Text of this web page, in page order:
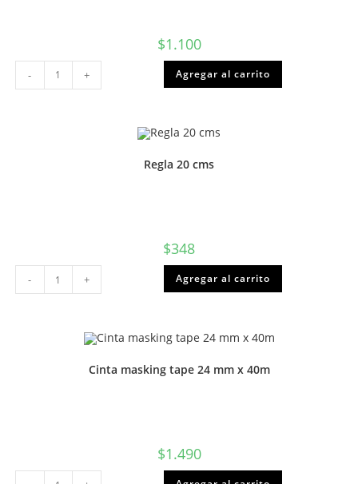
$1.100
Corrector
lapiz
7ml
- + Agregar al carrito
Regla 20 cms
$348
Regla
20
cms
- + Agregar al carrito
Cinta masking tape 24 mm x 40m
$1.490
Cinta